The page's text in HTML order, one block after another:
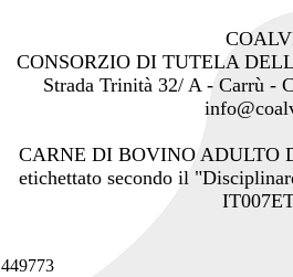
CONSORZIO DI TUTELA
Strada Trinità 32/ A - Carrù -
CARNE DI BOVINO ADULTO
etichettato secondo il
449773